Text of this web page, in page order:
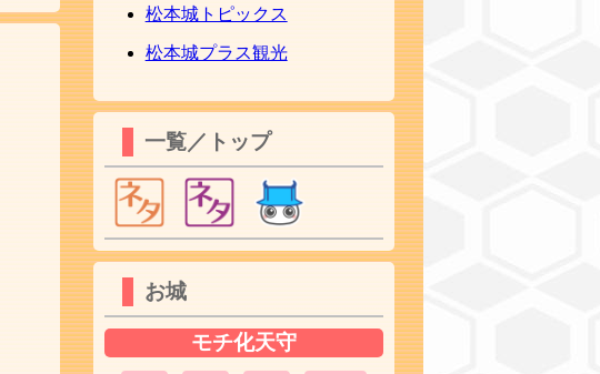
松本城トピックス
松本城プラス観光
一覧／トップ
お城
モチ化天守